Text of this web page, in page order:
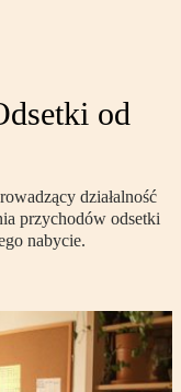
od
działalność
przychodów odsetki
nabycie.